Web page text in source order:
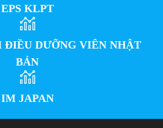
EPS KLPT
ĐIỀU DƯỠNG VIÊN NHẬT
BẢN
IM JAPAN